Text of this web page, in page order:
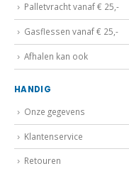
Palletvracht vanaf € 25,-
Gasflessen vanaf € 25,-
Afhalen kan ook
HANDIG
Onze gegevens
Klantenservice
Retouren